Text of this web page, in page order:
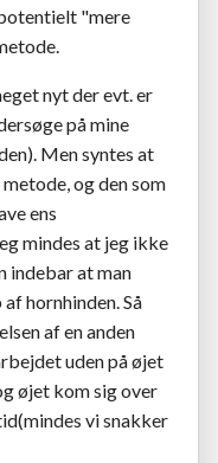
"mere
nyt der evt. er
på mine
Men syntes at
og den som
ens
mindes at jeg ikke
indebar at man
hornhinden. Så
af en anden
uden på øjet
øjet kom sig over
vi snakker